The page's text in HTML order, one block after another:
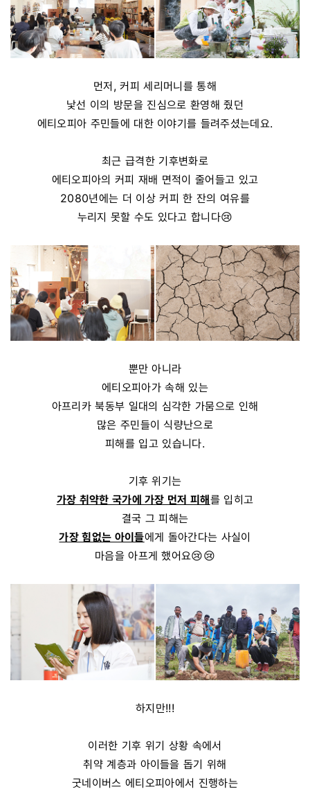
먼저, 커피 세리머니를 통해
낯선 이의 방문을 진심으로 환영해 줬던
에티오피아 주민들에 대한 이야기를 들려주셨는데요.
최근 급격한 기후변화로
에티오피아의 커피 재배 면적이 줄어들고 있고
2080년에는 더 이상 커피 한 잔의 여유를
누리지 못할 수도 있다고 합니다😢
뿐만 아니라
에티오피아가 속해 있는
아프리카 북동부 일대의 심각한 가뭄으로 인해
많은 주민들이 식량난으로
피해를 입고 있습니다.
기후 위기는
가장 취약한 국가에 가장 먼저 피해를 입히고
결국 그 피해는
가장 힘없는 아이들에게 돌아간다는 사실이
마음을 아프게 했어요😢😢
하지만!!!
이러한 기후 위기 상황 속에서
취약 계층과 아이들을 돕기 위해
굿네이버스 에티오피아에서 진행하는